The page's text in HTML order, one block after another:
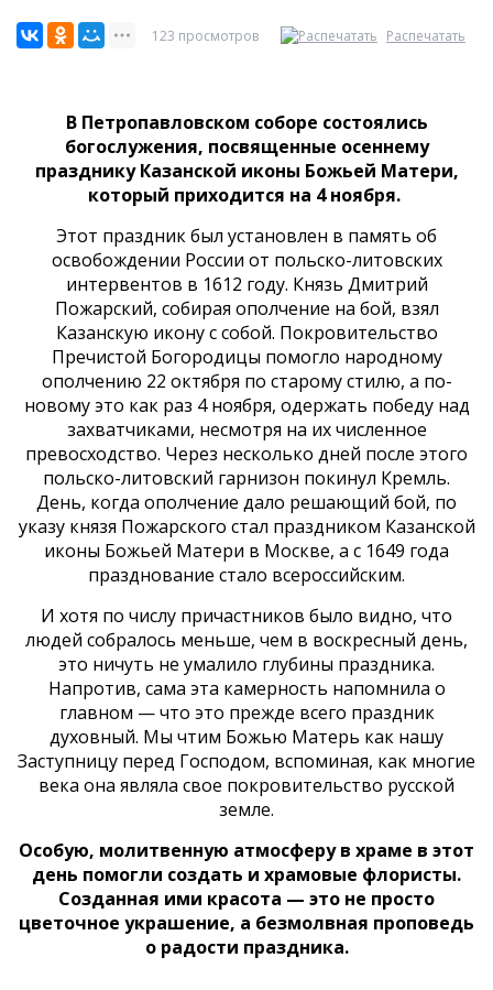
123 просмотров Распечатать
В Петропавловском соборе состоялись
богослужения, посвященные осеннему
празднику Казанской иконы Божьей Матери,
который приходится на 4 ноября.
Этот праздник был установлен в память об
освобождении России от польско-литовских
интервентов в 1612 году. Князь Дмитрий
Пожарский, собирая ополчение на бой, взял
Казанскую икону с собой. Покровительство
Пречистой Богородицы помогло народному
ополчению 22 октября по старому стилю, а по-
новому это как раз 4 ноября, одержать победу над
захватчиками, несмотря на их численное
превосходство. Через несколько дней после этого
польско-литовский гарнизон покинул Кремль.
День, когда ополчение дало решающий бой, по
указу князя Пожарского стал праздником Казанской
иконы Божьей Матери в Москве, а с 1649 года
празднование стало всероссийским.
И хотя по числу причастников было видно, что
людей собралось меньше, чем в воскресный день,
это ничуть не умалило глубины праздника.
Напротив, сама эта камерность напомнила о
главном — что это прежде всего праздник
духовный. Мы чтим Божью Матерь как нашу
Заступницу перед Господом, вспоминая, как многие
века она являла свое покровительство русской
земле.
Особую, молитвенную атмосферу в храме в этот
день помогли создать и храмовые флористы.
Созданная ими красота — это не просто
цветочное украшение, а безмолвная проповедь
о радости праздника.